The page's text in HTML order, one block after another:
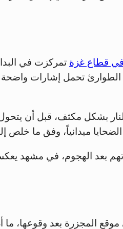
في قطاع غزة تمركزت في
تحمل إشارات واضحة
بشكل مكثف، قبل أن
ميدانياً، وفق ما خلص
بعد الهجوم، في مشهد
المجزرة بعد وقوعها،